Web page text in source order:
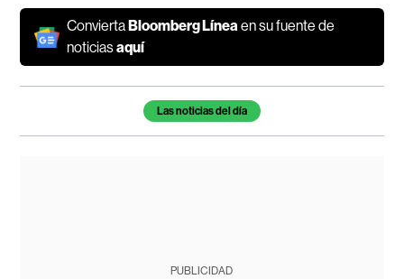
Convierta Bloomberg Líneaen su fuente de
noticiasaquí
Temas de este artículoLas noticias del día
PUBLICIDAD